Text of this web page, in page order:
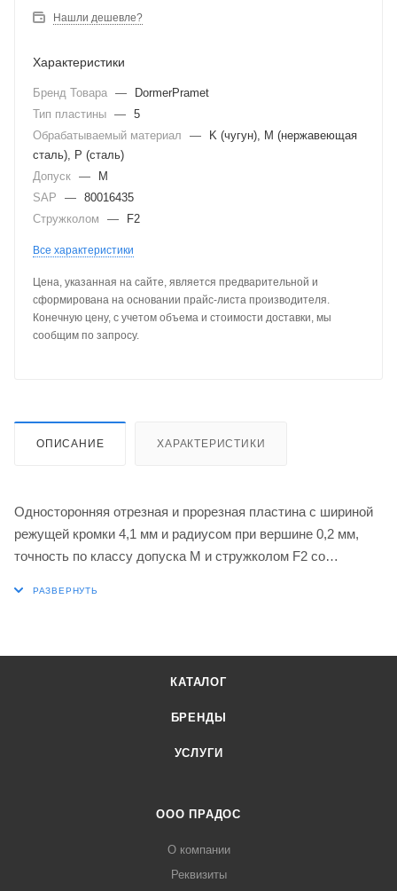
Нашли дешевле?
Характеристики
Бренд Товара —
DormerPramet
Тип пластины — 5
Обрабатываемый материал
—
K (чугун), M (нержавеющая
сталь), P (сталь)
Допуск —
M
SAP
— 80016435
Стружколом
— F2
Все характеристики
Цена, указанная на сайте, является предварительной и
сформирована на основании прайс-листа производителя.
Конечную цену, с учетом объема и стоимости доставки, мы
сообщим по запросу.
ОПИСАНИЕ ХАРАКТЕРИСТИКИ
Односторонняя отрезная и прорезная пластина с шириной
режущей кромки 4,1 мм и радиусом при вершине 0,2 мм,
точность по классу допуска M и стружколом F2 со
КАТАЛОГ
БРЕНДЫ
УСЛУГИ
ООО ПРАДОС
О компании
Реквизиты